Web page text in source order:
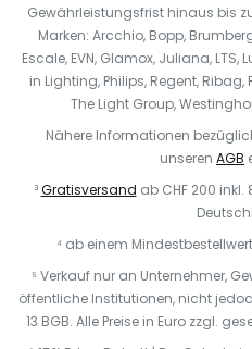
Gewährleistungsfrist hinaus bis
Marken: Arcchio, Bopp,
Escale, EVN, Glamox, Juliana,
in Lighting, Philips, Regent, Ribag,
The Light Group,
Nähere Informationen
unseren AGB
³Gratisversand ab CHF 200 inkl.
⁴ ab einem Mindestbestellwert
⁵ Verkauf nur an Unternehmer,
öffentliche Institutionen, nicht
13 BGB. Alle Preise in Euro zzgl.